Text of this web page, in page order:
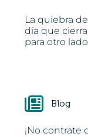
La quiebra
día que
para otro lado
Blog
¡No